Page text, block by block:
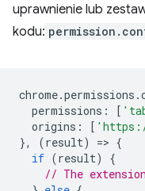
uprawnienie lub
kodu:
chrome.permissions .
permissions : [
origins : [
},
(result) => {
if (result)
{
// The